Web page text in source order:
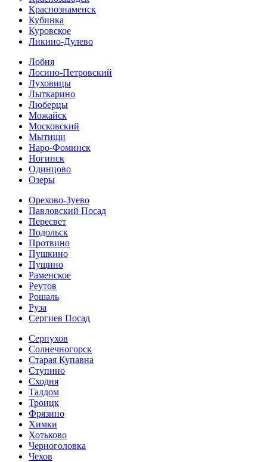
Краснознаменск
Кубинка
Куровское
Ликино-Дулево
Лобня
Лосино-Петровский
Луховицы
Лыткарино
Люберцы
Можайск
Московский
Мытищи
Наро-Фоминск
Ногинск
Одинцово
Озеры
Орехово-Зуево
Павловский Посад
Пересвет
Подольск
Протвино
Пушкино
Пущино
Раменское
Реутов
Рошаль
Руза
Сергиев Посад
Серпухов
Солнечногорск
Старая Купавна
Ступино
Сходня
Талдом
Троицк
Фрязино
Химки
Хотьково
Черноголовка
Чехов